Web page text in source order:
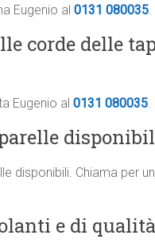
Eugenio al 0131 080035.
corde delle
Eugenio al 0131 080035.
disponibili. Chiama per
e di